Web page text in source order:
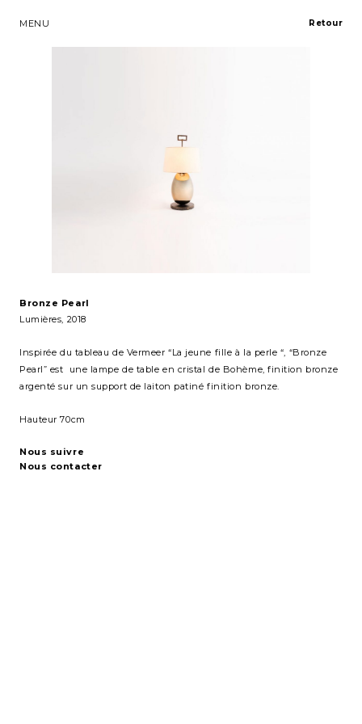
MENU
Bronze Pearl
Lumières, 2018
Inspirée du tableau de Vermeer “La jeune fille à la perle “, “Bronze
Pearl” est une lampe de table en cristal de Bohème, finition bronze
argenté sur un support de laiton patiné finition bronze.
Hauteur 70cm
Nous suivre
Nous contacter
Retour